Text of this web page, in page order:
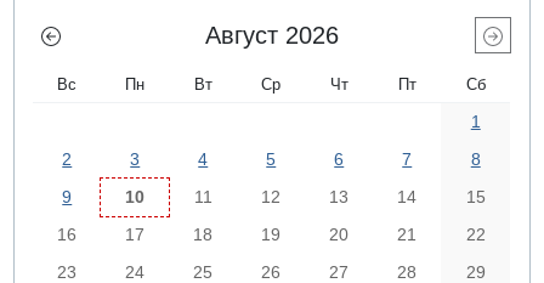
Август 2026
Вс Пн Вт Ср Чт Пт Сб
1
2
3 4 5 6 7
8
9
10 11 12 13 14
15
16
17 18 19 20 21
22
23
24 25 26 27 28
29